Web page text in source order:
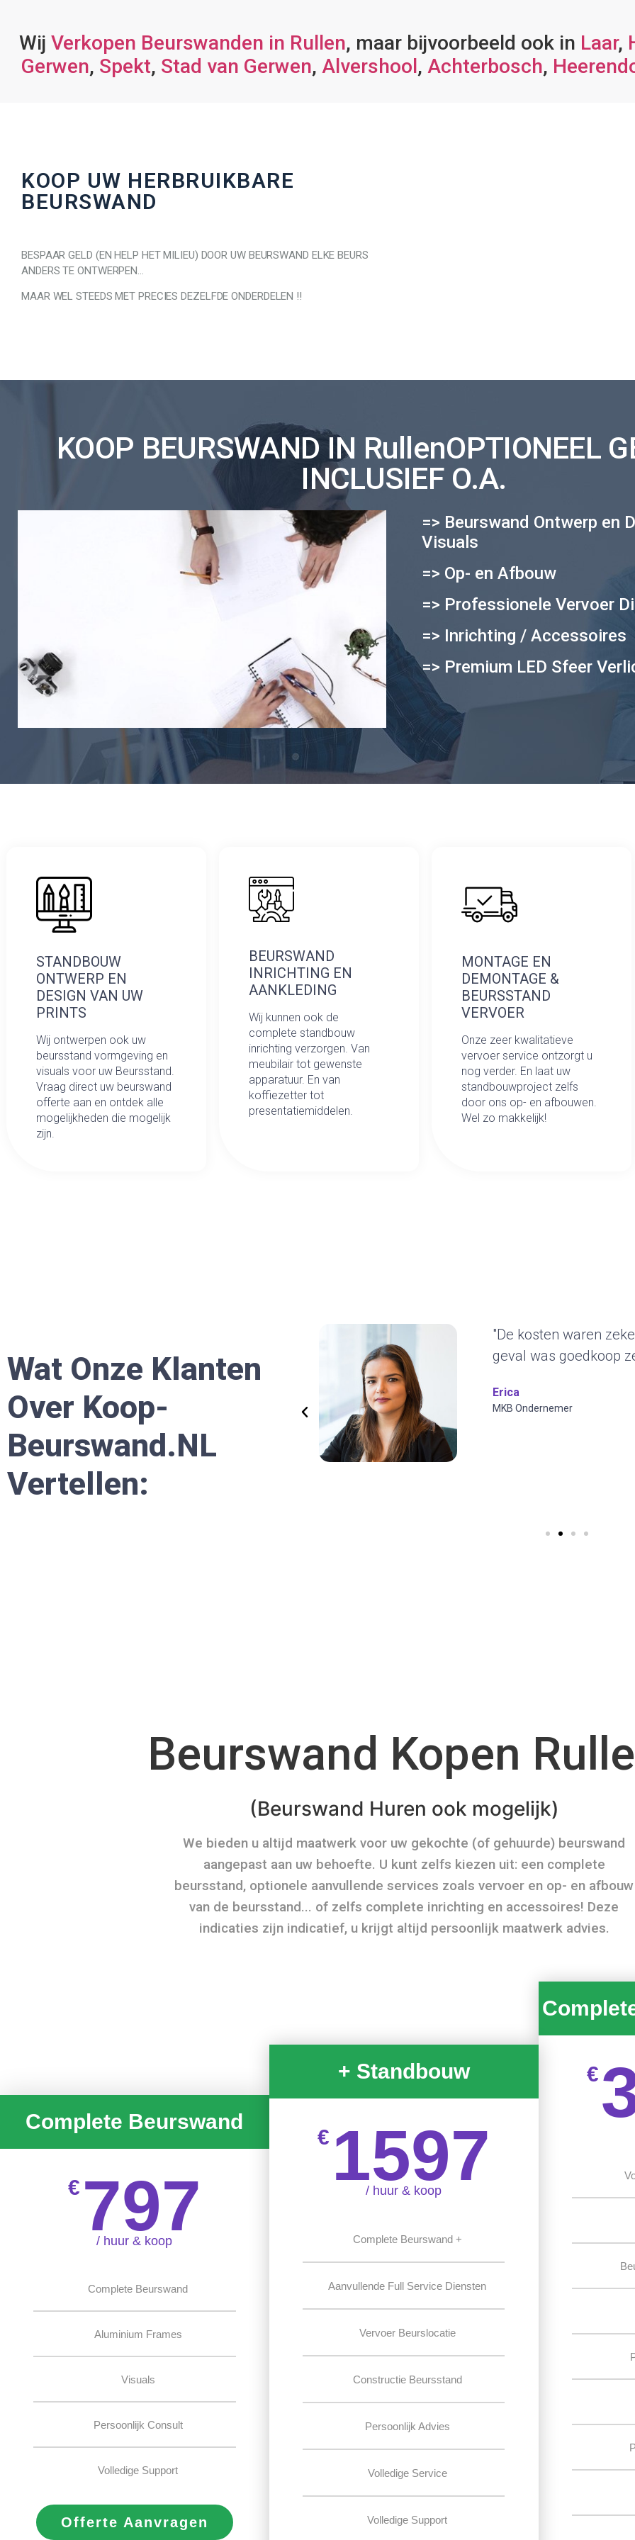
Wij Verkopen Beurswanden in Rullen, maar bijvoorbeeld ook in Laar,
Gerwen, Spekt, Stad van Gerwen, Alvershool, Achterbosch,
KOOP UW HERBRUIKBARE
BEURSWAND
BESPAAR GELD (EN HELP HET MILIEU) DOOR UW BEURSWAND ELKE BEURS
ANDERS TE ONTWERPEN…
MAAR WEL STEEDS MET PRECIES DEZELFDE ONDERDELEN !!
KOOP BEURSWAND IN RullenOPTIONEEL
INCLUSIEF O.A.
=> Beurswand Ontwerp en
Visuals
=> Op- en Afbouw
=> Professionele Vervoer
=> Inrichting / Accessoires
=> Premium LED Sfeer
STANDBOUW
ONTWERP EN
DESIGN VAN UW
PRINTS
Wij ontwerpen ook uw
beursstand vormgeving en
visuals voor uw Beursstand.
Vraag direct uw beurswand
offerte aan en ontdek alle
mogelijkheden die mogelijk
zijn.
BEURSWAND
INRICHTING EN
AANKLEDING
Wij kunnen ook de
complete standbouw
inrichting verzorgen. Van
meubilair tot gewenste
apparatuur. En van
koffiezetter tot
presentatiemiddelen.
MONTAGE EN
DEMONTAGE &
BEURSSTAND
VERVOER
Onze zeer kwalitatieve
vervoer service ontzorgt u
nog verder. En laat uw
standbouwproject zelfs
door ons op- en afbouwen.
Wel zo makkelijk!
Wat Onze Klanten
Over Koop-
Beurswand.nL
Vertellen:
geval was goedkoop zeker geen duurkoop!"
MKB Ondernemer
"Het
ons erg
Beurswand Kopen
(Beurswand Huren ook mogelijk)
We bieden u altijd maatwerk voor uw gekochte (of gehuurde) beurswand
aangepast aan uw behoefte. U kunt zelfs kiezen uit: een complete
beursstand, optionele aanvullende services zoals vervoer en op- en afbouw
van de beursstand... of zelfs complete inrichting en accessoires! Deze
indicaties zijn indicatief, u krijgt altijd persoonlijk maatwerk advies.
Complete Beurswand
€ 797
/ huur & koop
Complete Beurswand
Aluminium Frames
Visuals
Persoonlijk Consult
Volledige Support
Offerte Aanvragen
+ Standbouw
€ 1597
/ huur & koop
Complete Beurswand +
Aanvullende Full Service Diensten
Vervoer Beurslocatie
Constructie Beursstand
Persoonlijk Advies
Volledige Service
Volledige Support
€